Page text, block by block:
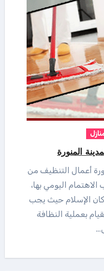
المنورة
اليومي بها،
الإسلام حيث يجب
بعملية النظافة